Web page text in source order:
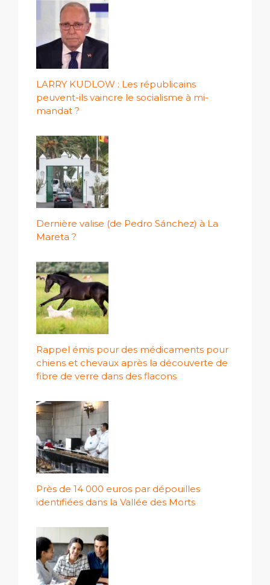
LARRY KUDLOW : Les républicains
peuvent-ils vaincre le socialisme à mi-
mandat ?
Dernière valise (de Pedro Sánchez) à La
Mareta ?
Rappel émis pour des médicaments pour
chiens et chevaux après la découverte de
fibre de verre dans des flacons
Près de 14 000 euros par dépouilles
identifiées dans la Vallée des Morts